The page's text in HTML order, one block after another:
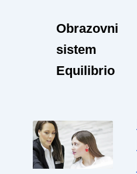
Obrazovni
sistem
Equilibrio